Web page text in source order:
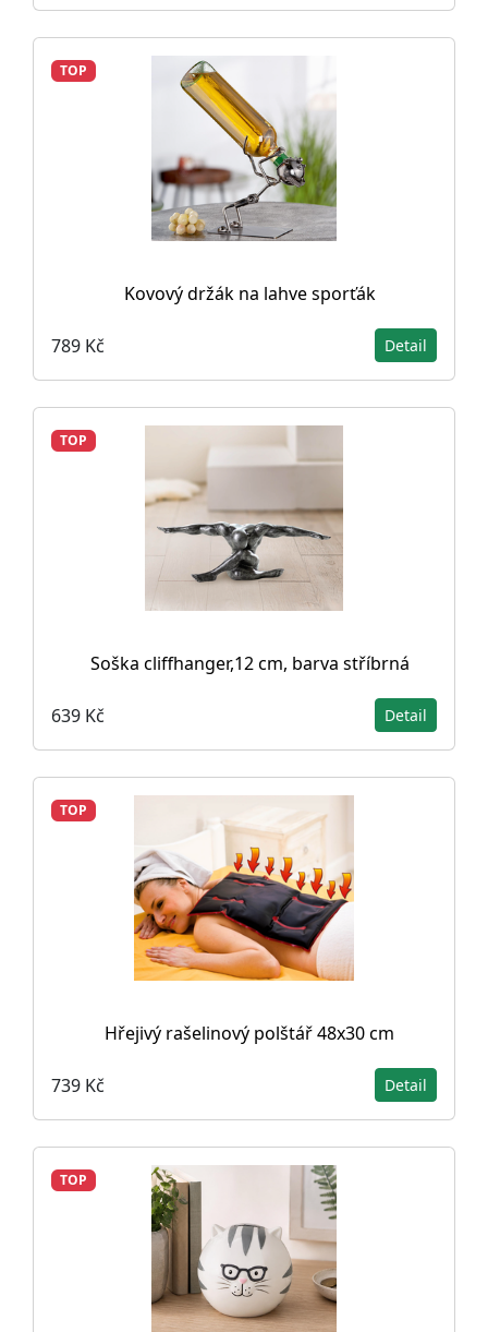
TOP
Kovový držák na lahve sporťák
789 Kč Detail
TOP
Soška cliffhanger,12 cm, barva stříbrná
639 Kč Detail
TOP
Hřejivý rašelinový polštář 48x30 cm
739 Kč Detail
TOP